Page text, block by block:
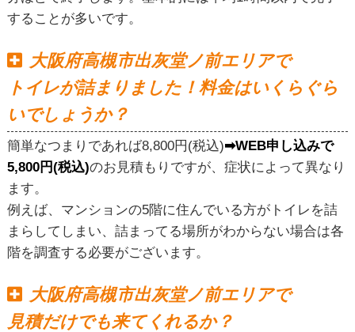
することが多いです。
大阪府高槻市出灰堂ノ前エリアで
トイレが詰まりました！料金はいくらぐら
いでしょうか？
簡単なつまりであれば8,800円(税込)➡WEB申し込みで
5,800円(税込)のお見積もりですが、症状によって異なり
ます。
例えば、マンションの5階に住んでいる方がトイレを詰
まらしてしまい、詰まってる場所がわからない場合は各
階を調査する必要がございます。
大阪府高槻市出灰堂ノ前エリアで
見積だけでも来てくれるか？